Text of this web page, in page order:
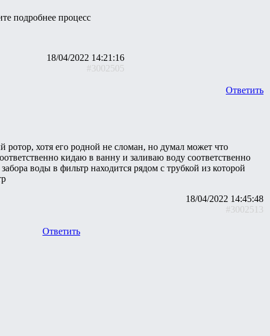
подробнее процесс
18/04/2022 14:21:16
#3002505
Ответить
хотя его родной не сломан, но думал может что
кидаю в ванну и заливаю воду соответственно
воды в фильтр находится рядом с трубкой из которой
18/04/2022 14:45:48
#3002513
Ответить